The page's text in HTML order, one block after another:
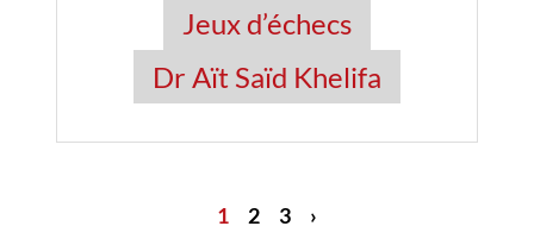
Jeux d’échecs
Dr Aït Saïd Khelifa
1 2 3 ›